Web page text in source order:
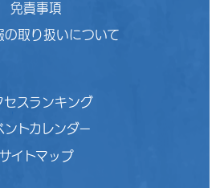
免責事項
の取り扱いについて
セスランキング
ントカレンダー
サイトマップ